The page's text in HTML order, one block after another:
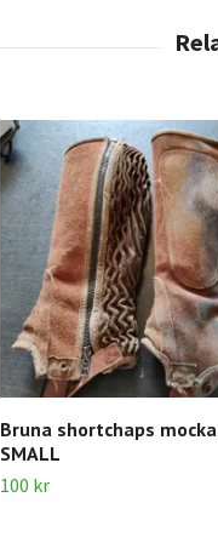
Bruna shortchaps mocka
SMALL
100 kr